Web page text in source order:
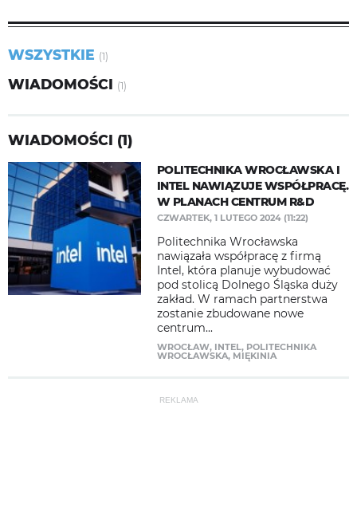
WSZYSTKIE (1)
WIADOMOŚCI (1)
WIADOMOŚCI (1)
POLITECHNIKA WROCŁAWSKA I
INTEL NAWIĄZUJE WSPÓŁPRACĘ.
W PLANACH CENTRUM R&D
CZWARTEK, 1 LUTEGO 2024 (11:22)
Politechnika Wrocławska
nawiązała współpracę z firmą
Intel, która planuje wybudować
pod stolicą Dolnego Śląska duży
zakład. W ramach partnerstwa
zostanie zbudowane nowe
centrum...
WROCŁAW, INTEL, POLITECHNIKA
WROCŁAWSKA, MIĘKINIA
REKLAMA